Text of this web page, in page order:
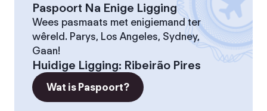
Paspoort Na Enige Ligging
Wees pasmaats met enigiemand ter
wêreld. Parys, Los Angeles, Sydney,
Gaan!
Huidige Ligging: Ribeirão Pires
Wat is Paspoort?